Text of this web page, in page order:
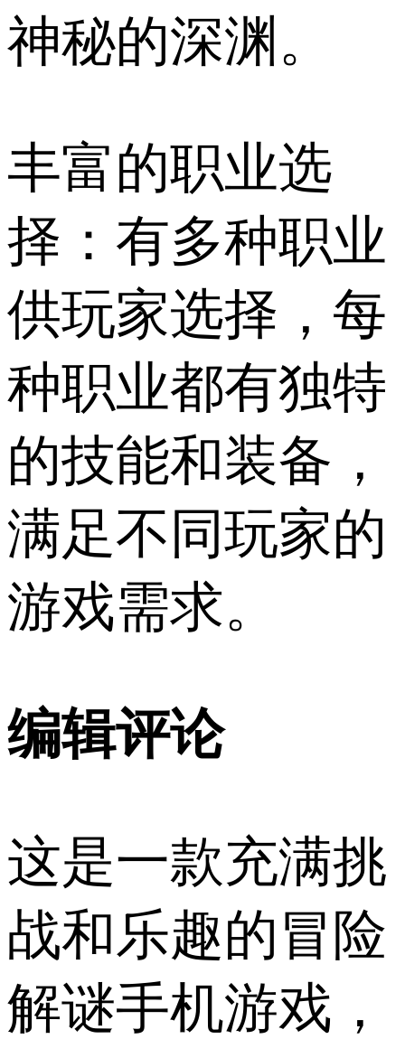
神秘的深渊。
丰富的职业选
择：有多种职业
供玩家选择，每
种职业都有独特
的技能和装备，
满足不同玩家的
游戏需求。
编辑评论
这是一款充满挑
战和乐趣的冒险
解谜手机游戏，